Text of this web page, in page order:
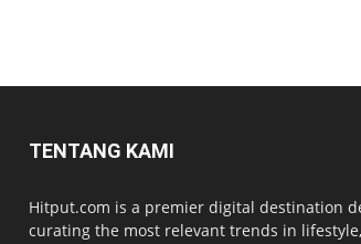
TENTANG KAMI
Hitput.com is a premier digital destination
curating the most relevant trends in